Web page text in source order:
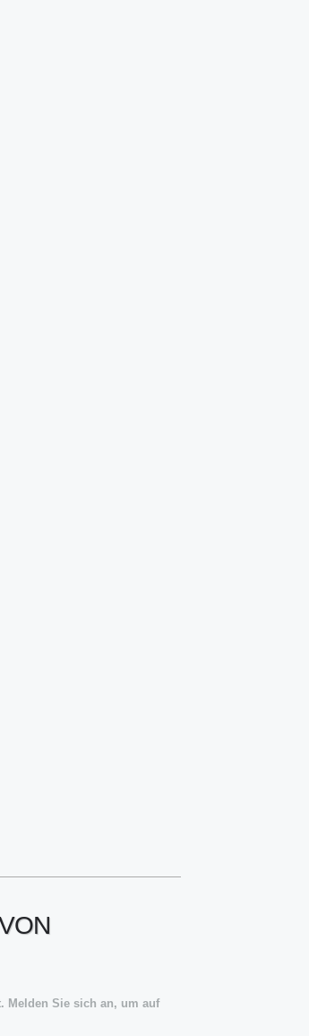
Melden Sie sich an, um auf